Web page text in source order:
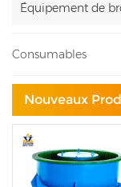
Équipement de
Consumables
Nouveaux